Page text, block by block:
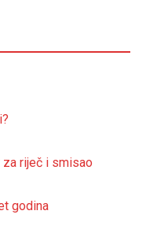
riječ i smisao
godina